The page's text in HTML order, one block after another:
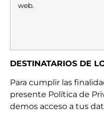
web.
DESTINATARIOS DE
Para cumplir las
presente Política de
demos acceso a tus